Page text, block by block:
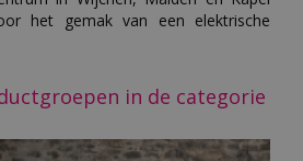
het gemak van een elektrische
in de categorie